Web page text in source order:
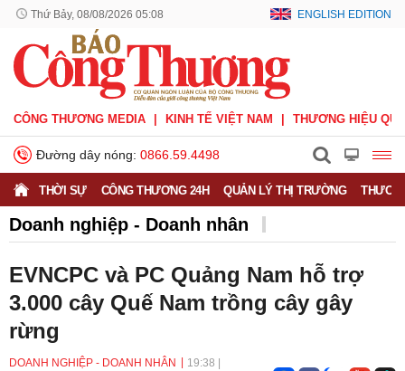
Thứ Bảy, 08/08/2026 05:08 ENGLISH EDITION
CÔNG THƯƠNG MEDIA KINH TẾ VIỆT NAM THƯƠNG HIỆU
Đường dây nóng: 0866.59.4498
THỜI SỰ CÔNG THƯƠNG 24H QUẢN LÝ THỊ TRƯỜNG
Doanh nghiệp - Doanh nhân
Doanh nhân
Thông tin doanh nghiệp
EVNCPC và PC Quảng Nam hỗ trợ
3.000 cây Quế Nam trồng cây gây
rừng
DOANH NGHIỆP - DOANH NHÂN 19:38